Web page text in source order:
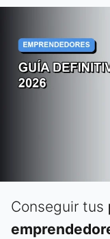
Conseguir tus